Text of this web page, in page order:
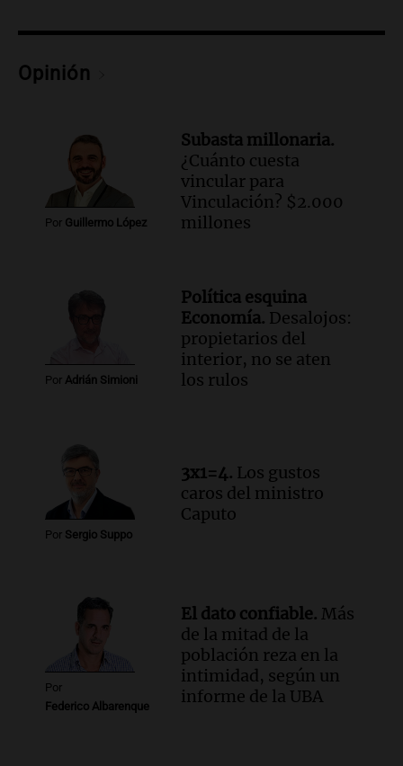
Episodios
Audio.
qué crece el consumo de alimentos con
Episodios
Audio.
Investigan un asalto millonario a
la cooperativa Talamochita en Villa
María
Tucumán: destruyeron 433 luminarias
públicas en 14 meses
Episodios
Audio.Una mujer murió cuando
Panorama Federal
Episodios
Opinión
Por Guillermo López
Subasta millonaria.
¿Cuánto cuesta
vincular para
Vinculación? $2.000
millones
Por Adrián Simioni
Política esquina
Economía. Desalojos:
propietarios del
interior, no se aten
los rulos
Por Sergio Suppo
3x1=4. Los gustos
caros del ministro
Caputo
Por
Federico Albarenque
El dato confiable. Más
de la mitad de la
población reza en la
intimidad, según un
informe de la UBA